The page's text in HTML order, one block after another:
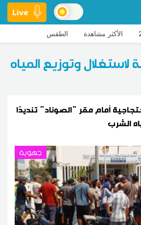
Live
الأكثر مشاهدة الطقس
لاستغلال وتوزيع المياه
أمام مقر "الصوناد" تنديدًا
الشرب
جهوية